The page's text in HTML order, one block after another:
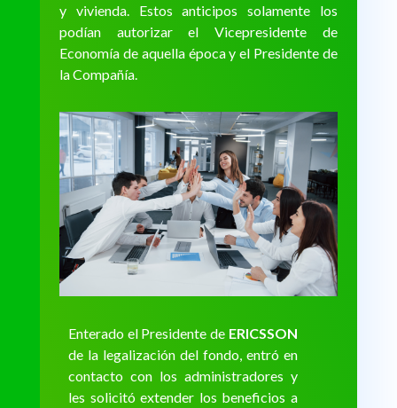
y vivienda. Estos anticipos solamente los
podían autorizar el Vicepresidente de
Economía de aquella época y el Presidente de
la Compañía.
Enterado el Presidente de ERICSSON
de la legalización del fondo, entró en
contacto con los administradores y
les solicitó extender los beneficios a